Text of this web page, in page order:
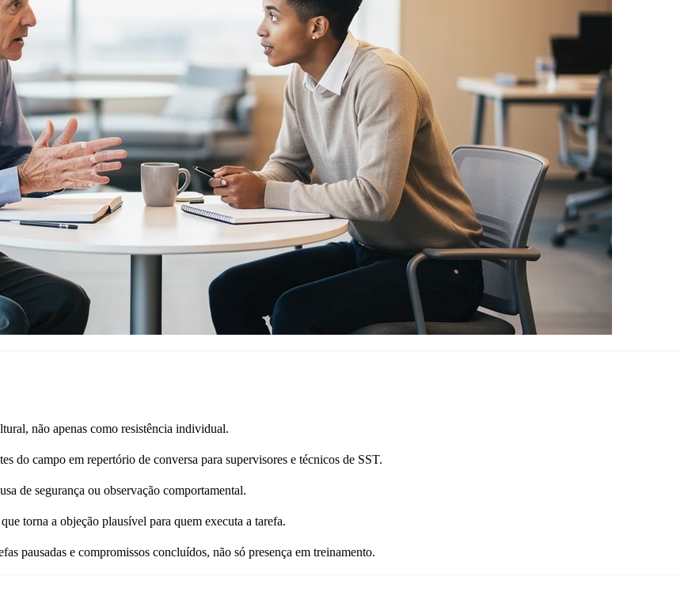
não apenas como resistência individual.
do campo em repertório de conversa para supervisores e técnicos de SST.
de segurança ou observação comportamental.
torna a objeção plausível para quem executa a tarefa.
pausadas e compromissos concluídos, não só presença em treinamento.